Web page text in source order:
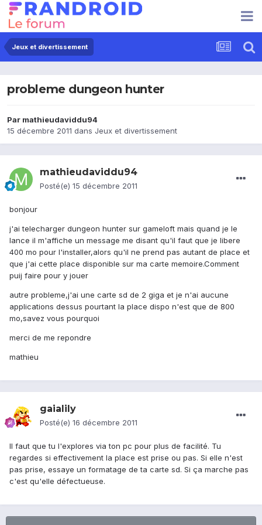
Jeux et divertissement
probleme dungeon hunter
Par mathieudaviddu94
15 décembre 2011 dans Jeux et divertissement
mathieudaviddu94
Posté(e) 15 décembre 2011
bonjour
j'ai telecharger dungeon hunter sur gameloft mais quand je le
lance il m'affiche un message me disant qu'il faut que je libere
400 mo pour l'installer,alors qu'il ne prend pas autant de place et
que j'ai cette place disponible sur ma carte memoire.Comment
puij faire pour y jouer
autre probleme,j'ai une carte sd de 2 giga et je n'ai aucune
applications dessus pourtant la place dispo n'est que de 800
mo,savez vous pourquoi
merci de me repondre
mathieu
gaialily
Posté(e) 16 décembre 2011
Il faut que tu l'explores via ton pc pour plus de facilité. Tu
regardes si effectivement la place est prise ou pas. Si elle n'est
pas prise, essaye un formatage de ta carte sd. Si ça marche pas
c'est qu'elle défectueuse.